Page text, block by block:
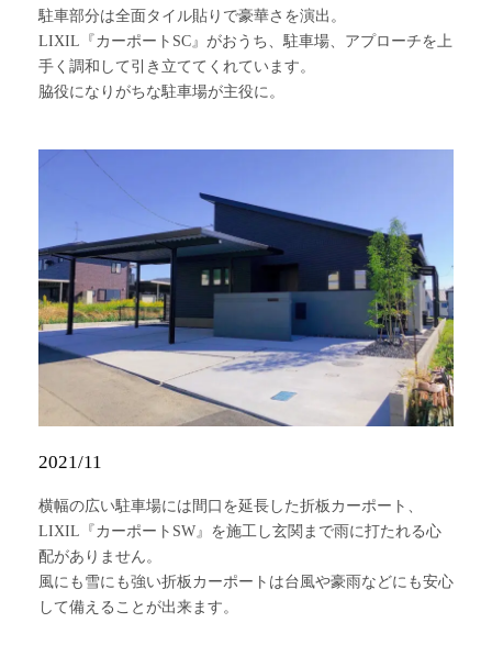
駐車部分は全面タイル貼りで豪華さを演出。
LIXIL『カーポートSC』がおうち、駐車場、アプローチを上
手く調和して引き立ててくれています。
脇役になりがちな駐車場が主役に。
2021/11
横幅の広い駐車場には間口を延長した折板カーポート、
LIXIL『カーポートSW』を施工し玄関まで雨に打たれる心
配がありません。
風にも雪にも強い折板カーポートは台風や豪雨などにも安心
して備えることが出来ます。